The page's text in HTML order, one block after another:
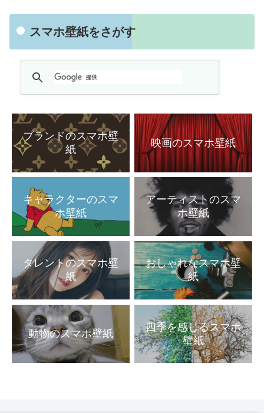
スマホ壁紙をさがす
ブランドのスマホ壁
紙
映画のスマホ壁紙
キャラクターのスマ
ホ壁紙
アーティストのスマ
ホ壁紙
タレントのスマホ壁
紙
おしゃれなスマホ壁
紙
動物のスマホ壁紙
四季を感じるスマホ
壁紙